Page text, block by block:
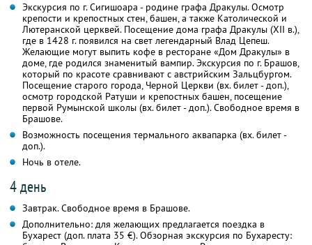
Экскурсия по г. Сигишоара - родине графа Дракулы. Осмотр
крепости и крепостных стен, башен, а также Католической и
Лютеранской церквей. Посещение дома графа Дракулы (XII в.),
где в 1428 г. появился на свет легендарный Влад Цепеш.
Желающие могут выпить кофе в ресторане «Дом Дракулы» в
доме, где родился знаменитый вампир. Экскурсия по г. Брашов,
который по красоте сравнивают с австрийским Зальцбургом.
Посещение старого города, Черной Церкви (вх. билет - доп.),
осмотр городской Ратуши и крепостных башен, посещение
первой Румынской школы (вх. билет - доп.). Свободное время в
Брашове.
Возможность посещения термального аквапарка (вх. билет -
доп.).
Ночь в отеле.
4 день
Завтрак. Свободное время в Брашове.
Дополнительно: для желающих предлагается поездка в
Бухарест (доп. плата 35 €). Обзорная экскурсия по Бухаресту: